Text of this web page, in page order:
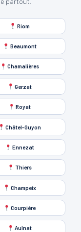
Riom
Beaumont
Chamalières
Gerzat
Royat
Châtel-Guyon
Ennezat
Thiers
Champeix
Courpière
Aulnat